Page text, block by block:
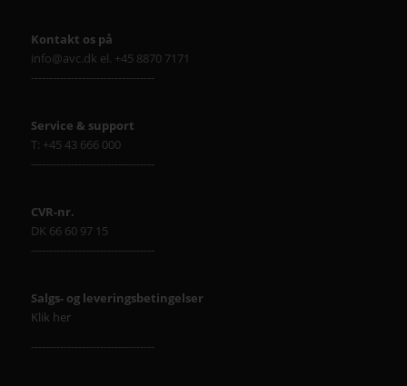
Kontakt os på
info@avc.dk el. +45 8870 7171
----------------------------------
Service & support
T: +45 43 666 000
----------------------------------
CVR-nr.
DK 66 60 97 15
----------------------------------
Salgs- og leveringsbetingelser
Klik her
----------------------------------